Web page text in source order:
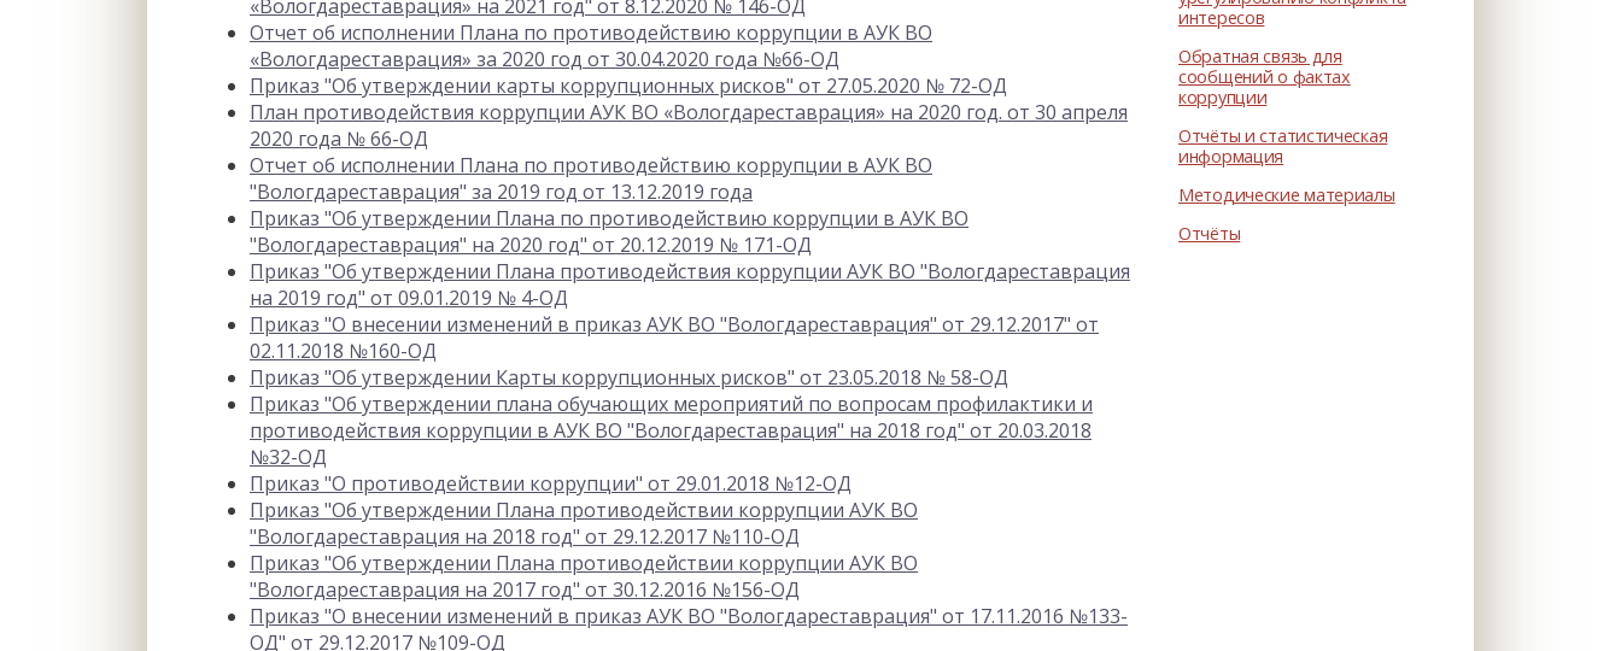
интересов
Обратная связь для
сообщений о фактах
коррупции
Отчёты и статистическая
информация
Методические материалы
Отчёты
«Вологдареставрация» на 2021 год" от 8.12.2020 № 146-ОД
Отчет об исполнении Плана по противодействию коррупции в АУК ВО
«Вологдареставрация» за 2020 год от 30.04.2020 года №66-ОД
Приказ "Об утверждении карты коррупционных рисков" от 27.05.2020 № 72-ОД
План противодействия коррупции АУК ВО «Вологдареставрация» на 2020 год. от 30 апреля
2020 года № 66-ОД
Отчет об исполнении Плана по противодействию коррупции в АУК ВО
"Вологдареставрация" за 2019 год от 13.12.2019 года
Приказ "Об утверждении Плана по противодействию коррупции в АУК ВО
"Вологдареставрация" на 2020 год" от 20.12.2019 № 171-ОД
Приказ "Об утверждении Плана противодействия коррупции АУК ВО "Вологдареставрация
на 2019 год" от 09.01.2019 № 4-ОД
Приказ "О внесении изменений в приказ АУК ВО "Вологдареставрация" от 29.12.2017" от
02.11.2018 №160-ОД
Приказ "Об утверждении Карты коррупционных рисков" от 23.05.2018 № 58-ОД
Приказ "Об утверждении плана обучающих мероприятий по вопросам профилактики и
противодействия коррупции в АУК ВО "Вологдареставрация" на 2018 год" от 20.03.2018
№32-ОД
Приказ "О противодействии коррупции" от 29.01.2018 №12-ОД
Приказ "Об утверждении Плана противодействии коррупции АУК ВО
"Вологдареставрация на 2018 год" от 29.12.2017 №110-ОД
Приказ "Об утверждении Плана противодействии коррупции АУК ВО
"Вологдареставрация на 2017 год" от 30.12.2016 №156-ОД
Приказ "О внесении изменений в приказ АУК ВО "Вологдареставрация" от 17.11.2016 №133-
ОД" от 29.12.2017 №109-ОД